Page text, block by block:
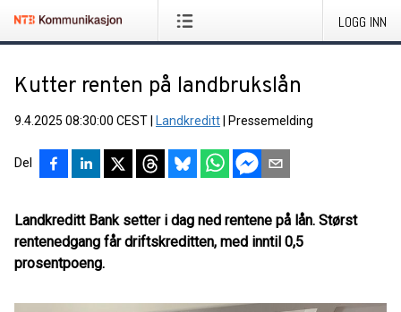
LOGG INN
Kutter renten på landbrukslån
9.4.2025 08:30:00 CEST Landkreditt Pressemelding
Del
Landkreditt Bank setter i dag ned rentene på lån. Størst
rentenedgang får driftskreditten, med inntil 0,5
prosentpoeng.